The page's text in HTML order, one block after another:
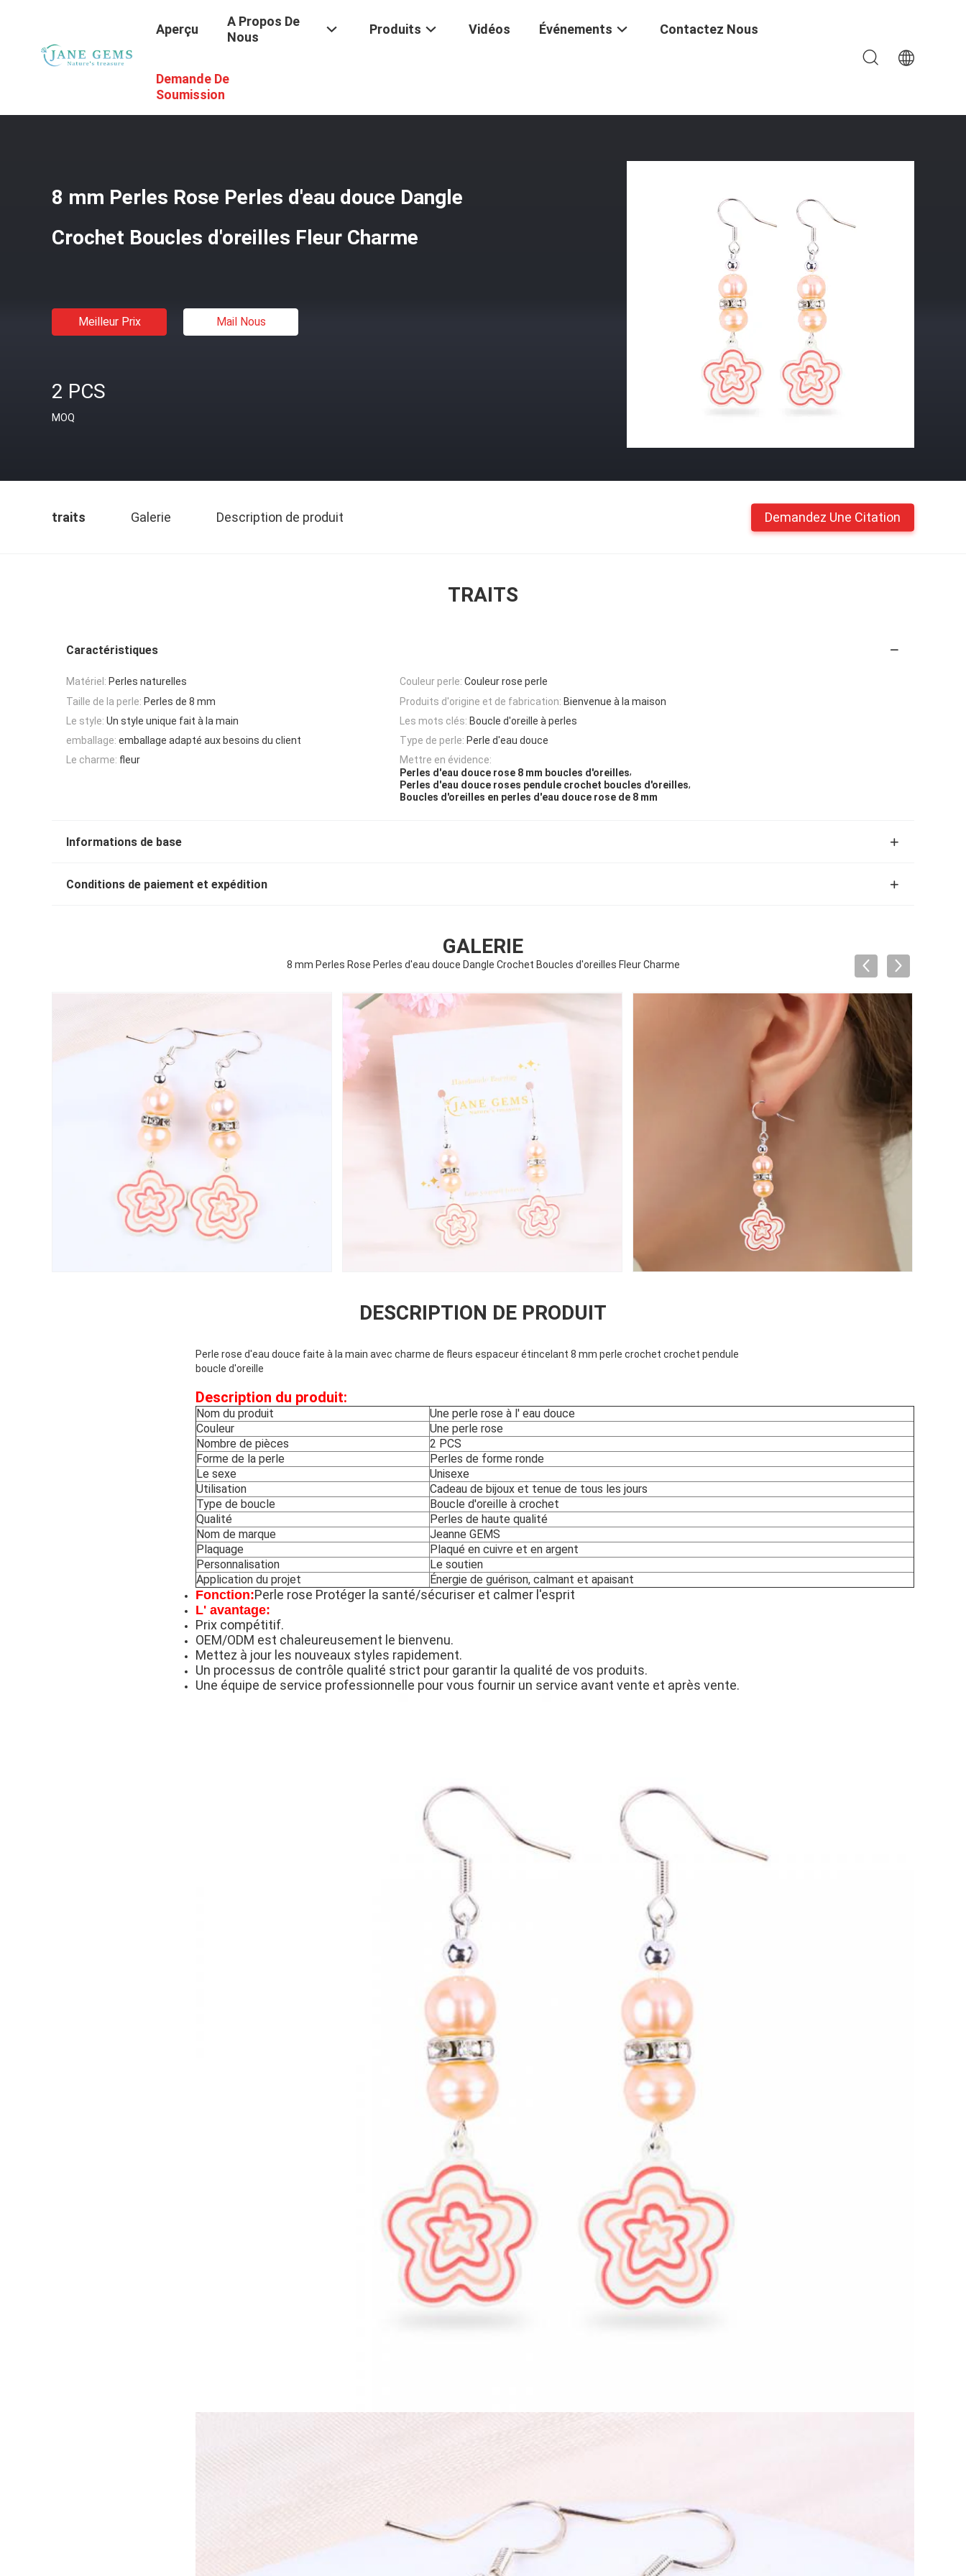
Aperçu
A Propos De
Nous
Produits Vidéos Événements Contactez Nous
Demande De
Soumission
Jeux De Perles /
8 mm Perles Rose Perles d'eau douce Dangle
Crochet Boucles d'oreilles Fleur Charme
Meilleur Prix Mail Nous
2 PCS
MOQ
traits Galerie Description de produit Demandez Une Citation
TRAITS
Caractéristiques
Matériel: Perles naturelles Couleur perle: Couleur rose perle
Taille de la perle: Perles de 8 mm Produits d'origine et de fabrication: Bienvenue à la maison
Le style: Un style unique fait à la main Les mots clés: Boucle d'oreille à perles
emballage: emballage adapté aux besoins du client Type de perle: Perle d'eau douce
Le charme: fleur
Mettre en évidence:
Perles d'eau douce rose 8 mm boucles d'oreilles,
Perles d'eau douce roses pendule crochet boucles d'oreilles,
Boucles d'oreilles en perles d'eau douce rose de 8 mm
Informations de base
Conditions de paiement et expédition
GALERIE
8 mm Perles Rose Perles d'eau douce Dangle Crochet Boucles d'oreilles Fleur Charme
DESCRIPTION DE PRODUIT
Perle rose d'eau douce faite à la main avec charme de fleurs espaceur étincelant 8 mm perle crochet crochet pendule
boucle d'oreille
Description du produit:
Nom du produit
Une perle rose à l' eau douce
Couleur
Une perle rose
Nombre de pièces
2 PCS
Forme de la perle
Perles de forme ronde
Le sexe
Unisexe
Utilisation
Cadeau de bijoux et tenue de tous les jours
Type de boucle
Boucle d'oreille à crochet
Qualité
Perles de haute qualité
Nom de marque
Jeanne GEMS
Plaquage
Plaqué en cuivre et en argent
Personnalisation
Le soutien
Application du projet
Énergie de guérison, calmant et apaisant
Fonction:Perle rose Protéger la santé/sécuriser et calmer l'esprit
L' avantage:
Prix compétitif.
OEM/ODM est chaleureusement le bienvenu.
Mettez à jour les nouveaux styles rapidement.
Un processus de contrôle qualité strict pour garantir la qualité de vos produits.
Une équipe de service professionnelle pour vous fournir un service avant vente et après vente.